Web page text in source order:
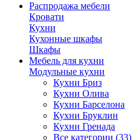
Распродажа мебели
Кровати
Кухни
Кухонные шкафы
Шкафы
Мебель для кухни
Модульные кухни
Кухни Бриз
Кухни Олива
Кухни Барселона
Кухни Бруклин
Кухни Гренада
Все категории (33)